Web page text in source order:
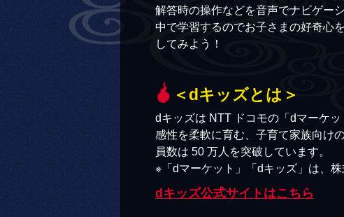
解答時の操作などを音声でナビゲー
中で学習するのでお子さまの好奇心
してみよう！
＜dキッズとは＞
dキッズは NTT ドコモの「dマーケ
感性を柔軟に育む、子育て家族向け
員数は 50 万人を突破しています。
※「dマーケット」「dキッズ」は、
dキッズ公式サイトはこちら